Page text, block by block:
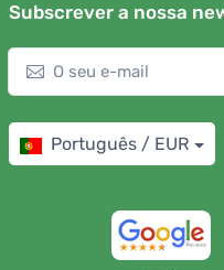
Subscrever a nossa
Português / EUR